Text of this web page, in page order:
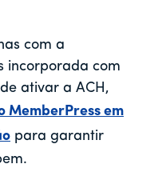
com a
incorporada com
ativar a ACH,
MemberPress em
para garantir